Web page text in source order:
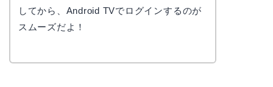
してから、Android TVでログインするのが
スムーズだよ！